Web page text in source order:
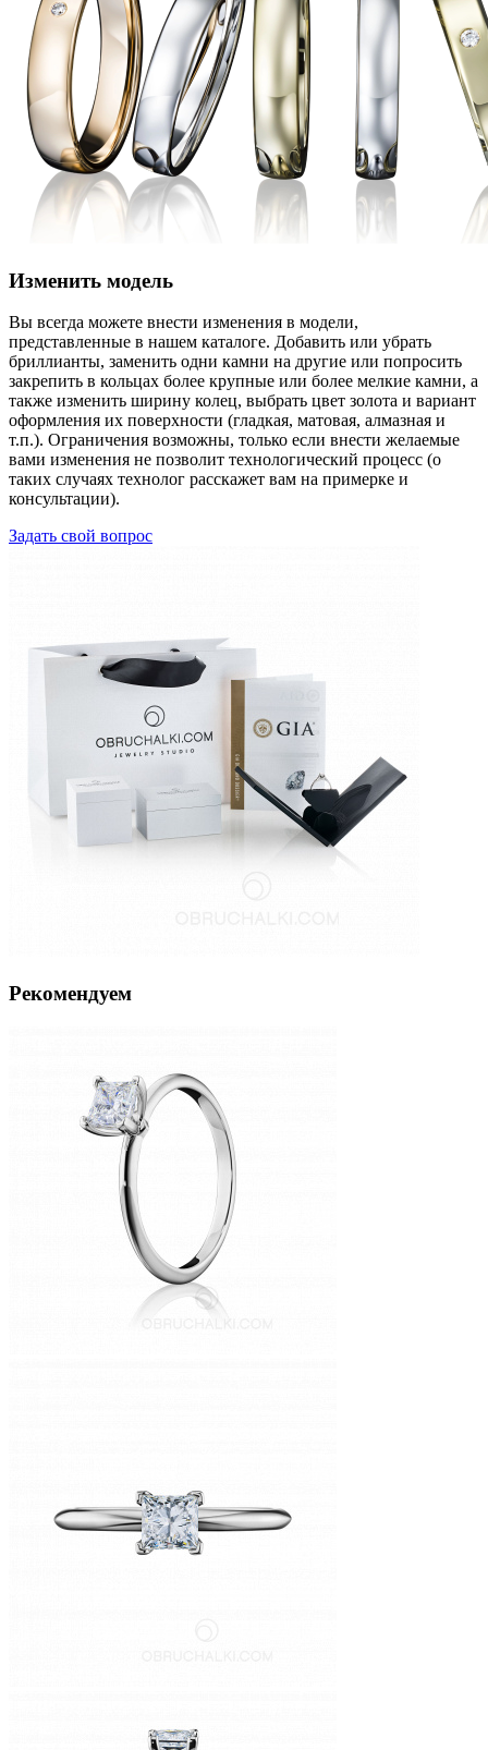
Изменить модель
Вы всегда можете внести изменения в модели,
представленные в нашем каталоге. Добавить или убрать
бриллианты, заменить одни камни на другие или попросить
закрепить в кольцах более крупные или более мелкие камни, а
также изменить ширину колец, выбрать цвет золота и вариант
оформления их поверхности (гладкая, матовая, алмазная и
т.п.). Ограничения возможны, только если внести желаемые
вами изменения не позволит технологический процесс (о
таких случаях технолог расскажет вам на примерке и
консультации).
Задать свой вопрос
Рекомендуем